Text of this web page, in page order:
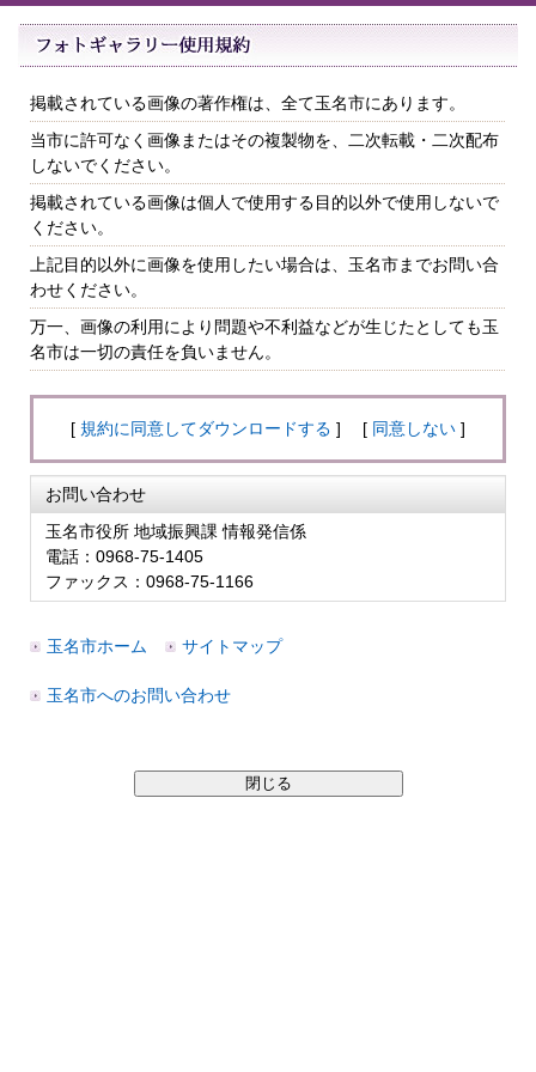
掲載されている画像の著作権は、全て玉名市にあります。
当市に許可なく画像またはその複製物を、二次転載・二次配布
しないでください。
掲載されている画像は個人で使用する目的以外で使用しないで
ください。
上記目的以外に画像を使用したい場合は、玉名市までお問い合
わせください。
万一、画像の利用により問題や不利益などが生じたとしても玉
名市は一切の責任を負いません。
[ 規約に同意してダウンロードする ] [ 同意しない ]
お問い合わせ
玉名市役所 地域振興課 情報発信係
電話：0968-75-1405
ファックス：0968-75-1166
玉名市ホーム サイトマップ
玉名市へのお問い合わせ